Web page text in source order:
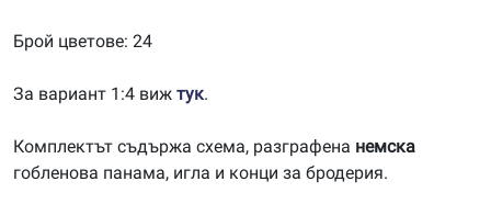
Брой цветове: 24
За вариант 1:4 виж тук.
Комплектът съдържа схема, разграфена немска
гобленова панама, игла и конци за бродерия.